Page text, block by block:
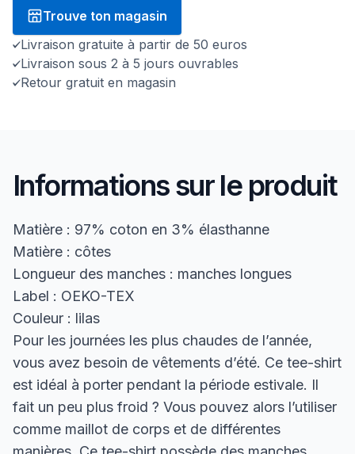
Trouve ton magasin
Livraison gratuite à partir de 50 euros
Livraison sous 2 à 5 jours ouvrables
Retour gratuit en magasin
Informations sur le produit
Matière : 97% coton en 3% élasthanne
Matière : côtes
Longueur des manches : manches longues
Label : OEKO-TEX
Couleur : lilas
Pour les journées les plus chaudes de l’année,
vous avez besoin de vêtements d’été. Ce tee-shirt
est idéal à porter pendant la période estivale. Il
fait un peu plus froid ? Vous pouvez alors l’utiliser
comme maillot de corps et de différentes